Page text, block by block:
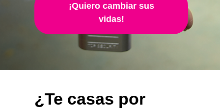
¡Quiero cambiar sus
vidas!
¿Te casas por